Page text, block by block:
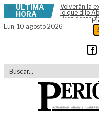
Skip to content
ÚLTIMA
HORA
Volverán la
lo que dijo
Presidente
Lun, 10 agosto 2026